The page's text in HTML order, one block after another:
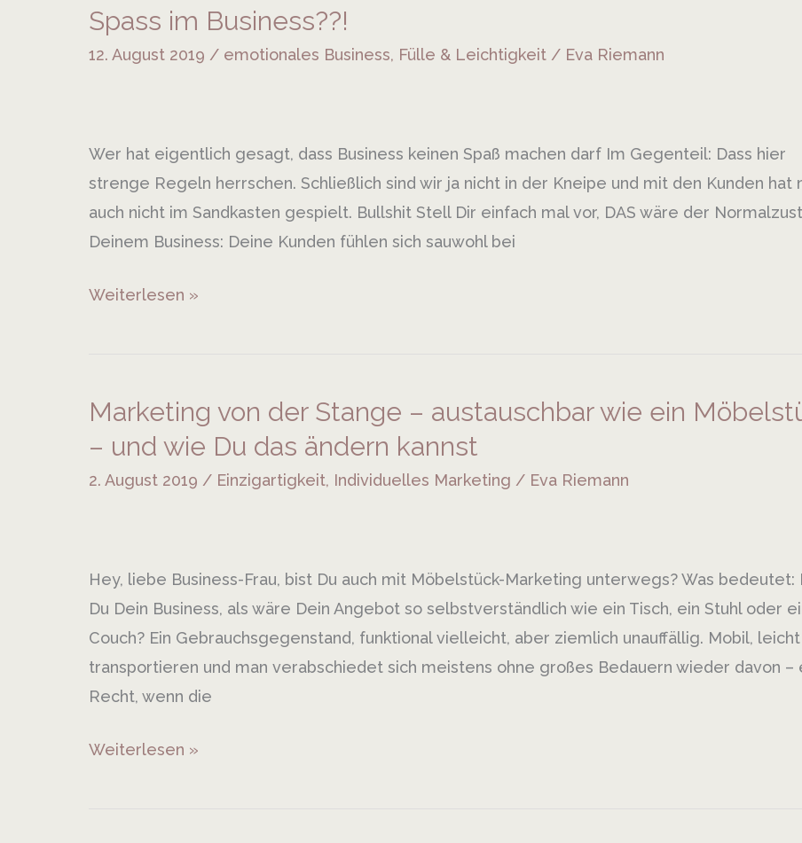
Spass im Business??!
12. August 2019 / emotionales Business, Fülle & Leichtigkeit/ Eva Riemann
Wer hat eigentlich gesagt, dass Business keinen Spaß machen darf Im Gegenteil: Dass hier
strenge Regeln herrschen. Schließlich sind wir ja nicht in der Kneipe und mit den Kunden hat
auch nicht im Sandkasten gespielt. Bullshit️ Stell Dir einfach mal vor, DAS wäre der
Deinem Business: Deine Kunden fühlen sich sauwohl bei
Spass
im
Weiterlesen »
Marketing von der Stange – austauschbar wie ein
– und wie Du das ändern kannst
2. August 2019 / Einzigartigkeit, Individuelles Marketing / Eva Riemann
Hey, liebe Business-Frau, bist Du auch mit Möbelstück-Marketing unterwegs? Was bedeutet:
Du Dein Business, als wäre Dein Angebot so selbstverständlich wie ein Tisch, ein Stuhl oder
Couch? Ein Gebrauchsgegenstand, funktional vielleicht, aber ziemlich unauffällig. Mobil,
transportieren und man verabschiedet sich meistens ohne großes Bedauern wieder davon –
Recht, wenn die
Marketing
von
wie
ein
Möbelstück
–
und
Du
Weiterlesen »